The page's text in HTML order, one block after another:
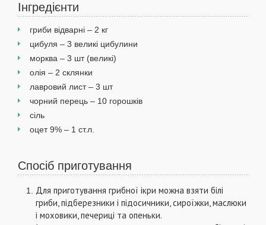
Інгредієнти
гриби відварні – 2 кг
цибуля – 3 великі цибулини
морква – 3 шт (великі)
олія – 2 склянки
лавровий лист – 3 шт
чорний перець – 10 горошків
сіль
оцет 9% – 1 ст.л.
Спосіб приготування
Для приготування грибної ікри можна взяти білі
гриби, підберезники і підосичники, сироїжки, маслюки
і моховики, печериці та опеньки.